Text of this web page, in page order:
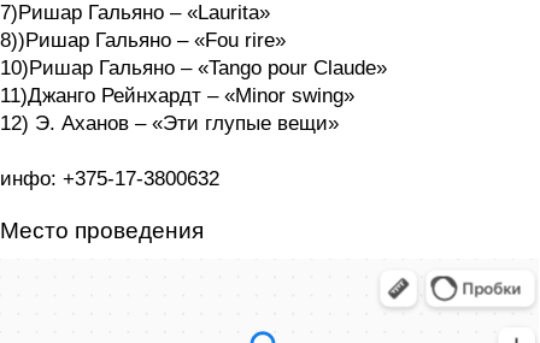
7)Ришар Гальяно – «Laurita»
8))Ришар Гальяно – «Fou rire»
10)Ришар Гальяно – «Tango pour Сlaude»
11)Джанго Рейнхардт – «Minor swing»
12) Э. Аханов – «Эти глупые вещи»
инфо: +375-17-3800632
Место проведения